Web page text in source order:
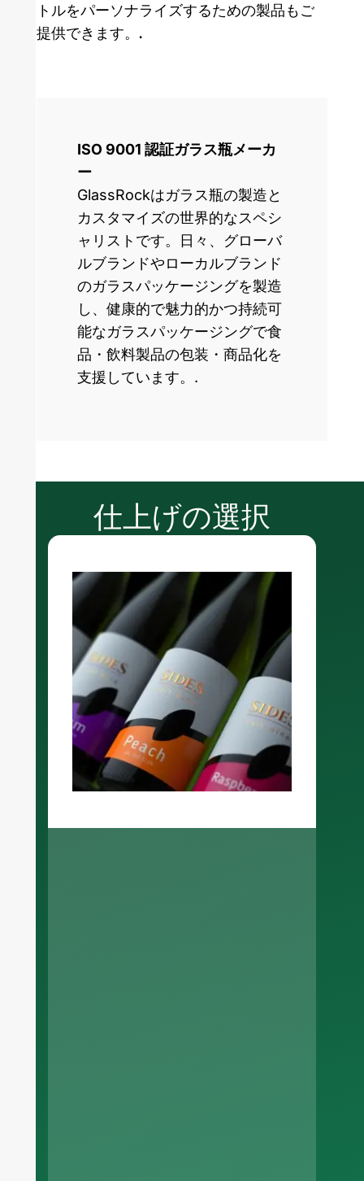
トルをパーソナライズするための製品もご
提供できます。.
ISO 9001 認証ガラス瓶メーカ
ー
GlassRockはガラス瓶の製造と
カスタマイズの世界的なスペシ
ャリストです。日々、グローバ
ルブランドやローカルブランド
のガラスパッケージングを製造
し、健康的で魅力的かつ持続可
能なガラスパッケージングで食
品・飲料製品の包装・商品化を
支援しています。.
仕上げの選択